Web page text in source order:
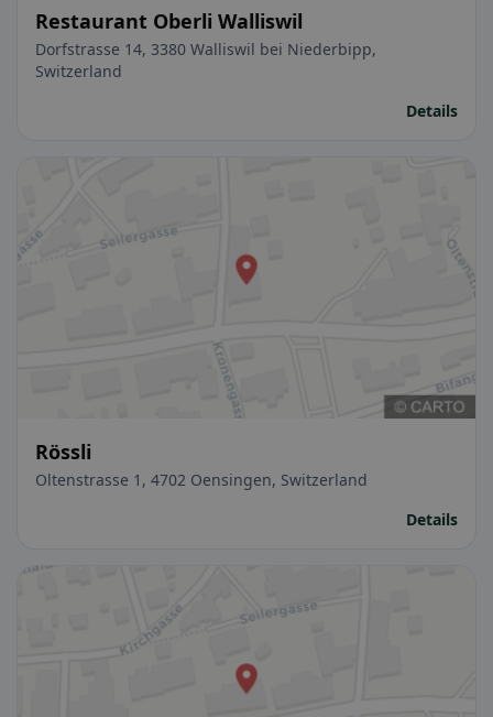
Restaurant Oberli Walliswil
Dorfstrasse 14, 3380 Walliswil bei Niederbipp,
Switzerland
Details
Rössli
Oltenstrasse 1, 4702 Oensingen, Switzerland
Details